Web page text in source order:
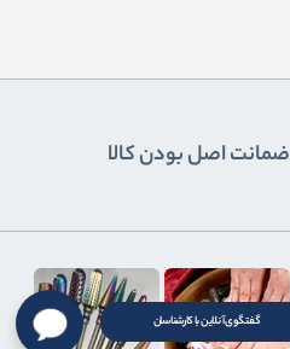
گفتگوی آنلاین با کارشناسان
ضمانت اصل بودن کالا